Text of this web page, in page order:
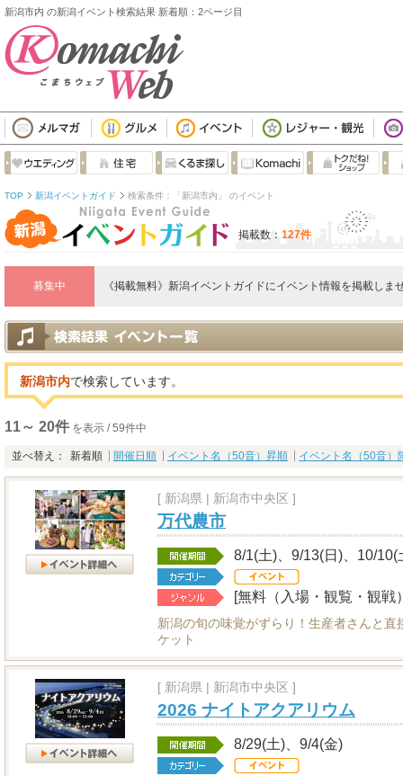
新潟市内 の新潟イベント検索結果 新着順：2ページ目
TOP 新潟イベントガイド 検索条件：「新潟市内」 のイベント
掲載数： 127件
募集中 《掲載無料》新潟イベントガイドにイベント情報を掲載しま
新潟市内で検索しています。
11～ 20件 を表示 / 59件中
並べ替え： 新着順 開催日順 イベント名（50音）昇順 イベント名（50音）
[ 新潟県 | 新潟市中央区 ]
万代農市
8/1(土)、9/13(日)、10/10(
[無料（入場・観覧・観戦
新潟の旬の味覚がずらり！生産者さんと
ケット
[ 新潟県 | 新潟市中央区 ]
2026 ナイトアクアリウム
8/29(土)、9/4(金)